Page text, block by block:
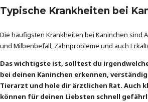
Typische Krankheiten bei
Die häufigsten Krankheiten bei Kaninchen sind
und Milbenbefall, Zahnprobleme und auch
Das wichtigste ist, solltest du
bei deinen Kaninchen erkennen,
Tierarzt und hole dir ärztlichen Rat. Auch
können für deinen Liebsten schnell